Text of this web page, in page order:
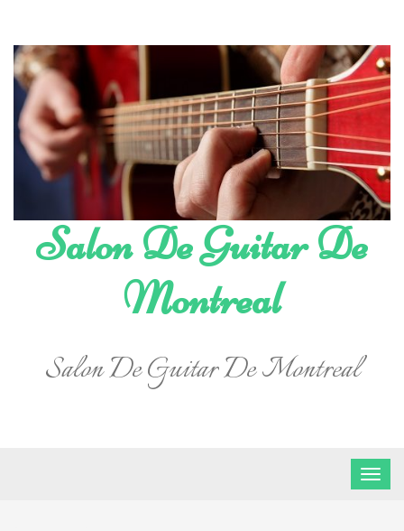
content
Salon De Guitar De
Montreal
Salon De Guitar De Montreal